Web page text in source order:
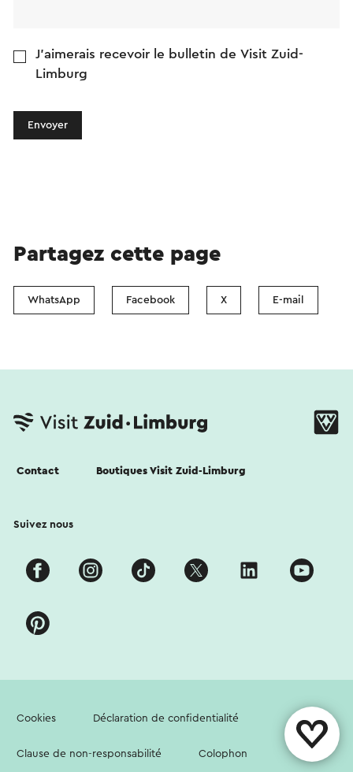
J'aimerais recevoir le bulletin de Visit Zuid-
Limburg
Envoyer
Partagez cette page
WhatsApp Facebook X E-mail
Contact Boutiques Visit Zuid-Limburg
Suivez nous
Cookies Déclaration de confidentialité
Clause de non-responsabilité Colophon